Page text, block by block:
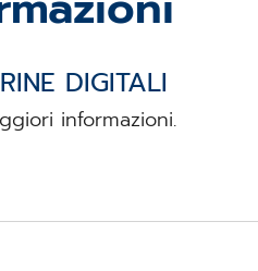
DIGITALI
informazioni.